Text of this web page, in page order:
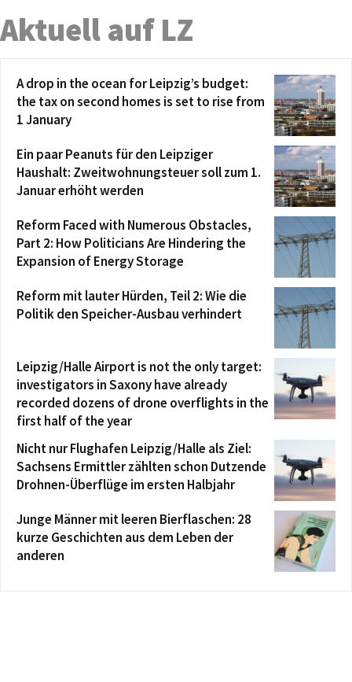
Aktuell auf LZ
A drop in the ocean for Leipzig’s budget:
the tax on second homes is set to rise from
1 January
Ein paar Peanuts für den Leipziger
Haushalt: Zweitwohnungsteuer soll zum 1.
Januar erhöht werden
Reform Faced with Numerous Obstacles,
Part 2: How Politicians Are Hindering the
Expansion of Energy Storage
Reform mit lauter Hürden, Teil 2: Wie die
Politik den Speicher-Ausbau verhindert
Leipzig/Halle Airport is not the only target:
investigators in Saxony have already
recorded dozens of drone overflights in the
first half of the year
Nicht nur Flughafen Leipzig/Halle als Ziel:
Sachsens Ermittler zählten schon Dutzende
Drohnen-Überflüge im ersten Halbjahr
Junge Männer mit leeren Bierflaschen: 28
kurze Geschichten aus dem Leben der
anderen